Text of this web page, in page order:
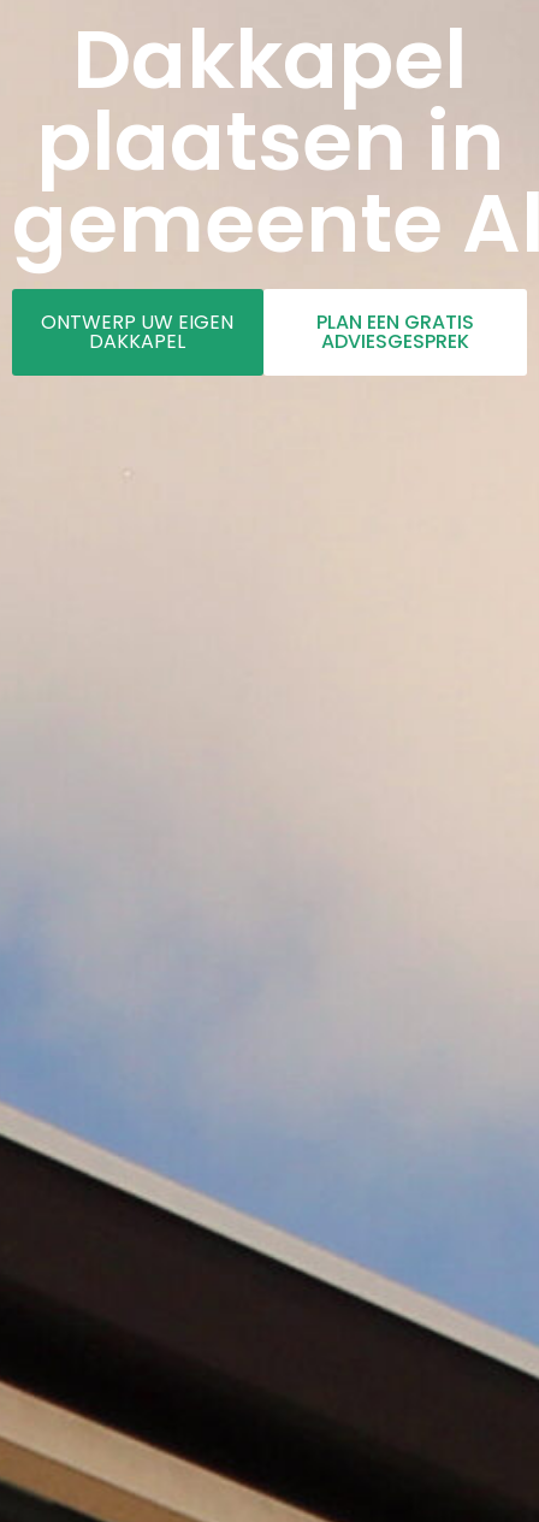
Dakkapel
plaatsen in
gemeente
ONTWERP UW EIGEN
DAKKAPEL
PLAN EEN GRATIS
ADVIESGESPREK